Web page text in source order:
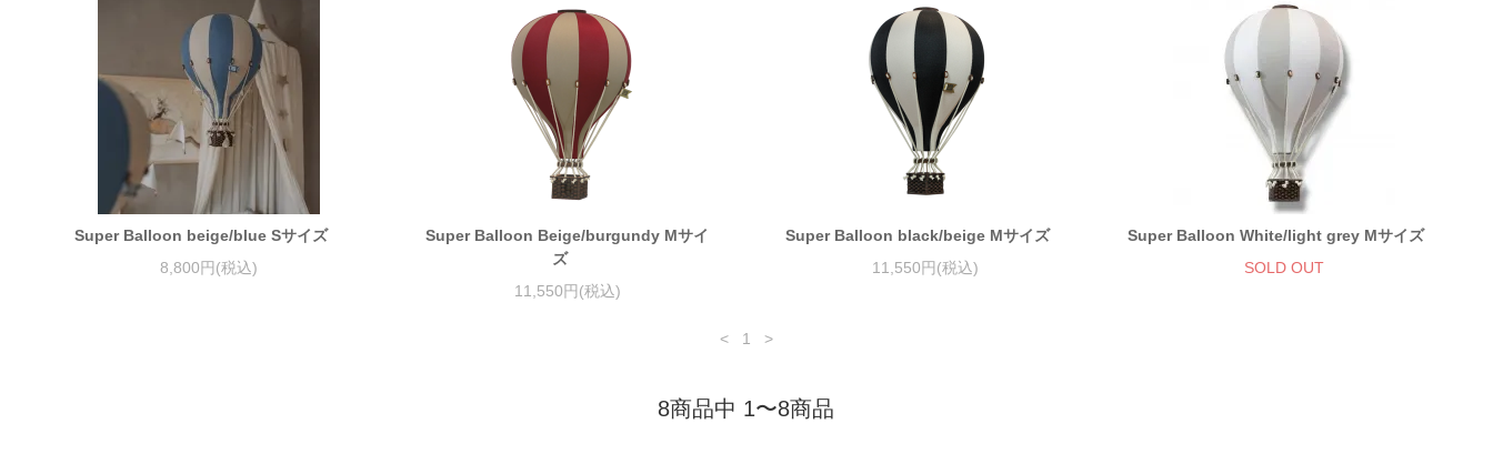
Super Balloon beige/blue Sサイズ
8,800円(税込)
Super Balloon Beige/burgundy Mサイ
ズ
11,550円(税込)
Super Balloon black/beige Mサイズ
11,550円(税込)
Super Balloon White/light grey Mサイズ
SOLD OUT
< 1 >
8商品中 1〜8商品